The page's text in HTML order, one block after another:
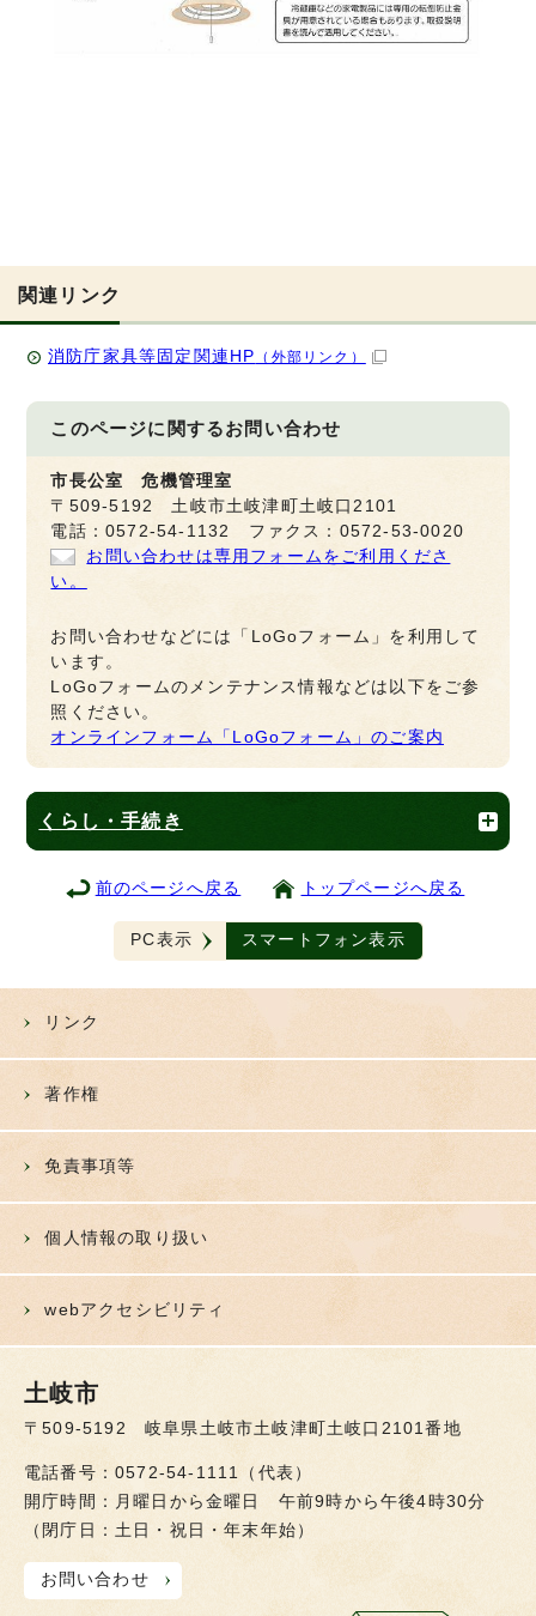
関連リンク
消防庁家具等固定関連HP （外部リンク）
このページに関するお問い合わせ
市長公室 危機管理室
〒509-5192 土岐市土岐津町土岐口2101
電話：0572-54-1132 ファクス：0572-53-0020
お問い合わせは専用フォームをご利用くださ
い。
お問い合わせなどには「LoGoフォーム」を利用して
います。
LoGoフォームのメンテナンス情報などは以下をご参
照ください。
オンラインフォーム「LoGoフォーム」のご案内
くらし・手続き
前のページへ戻る トップページへ戻る
PC表示 スマートフォン表示
リンク
著作権
免責事項等
個人情報の取り扱い
webアクセシビリティ
土岐市
〒509-5192 岐阜県土岐市土岐津町土岐口2101番地
電話番号：0572-54-1111（代表）
開庁時間：月曜日から金曜日 午前9時から午後4時30分
（閉庁日：土日・祝日・年末年始）
お問い合わせ